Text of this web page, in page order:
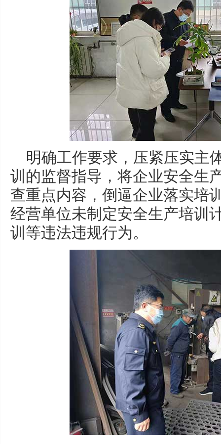
明确工作要求，压紧压实主
训的监督指导，将企业安全生
查重点内容，倒逼企业落实培
经营单位未制定安全生产培训
训等违法违规行为。